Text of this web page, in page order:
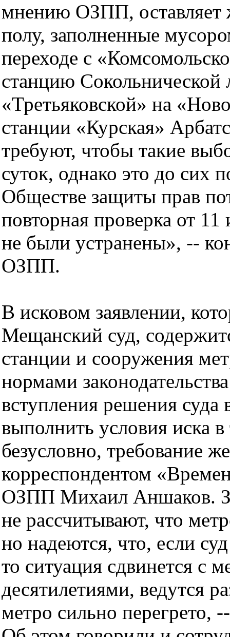
мнению ОЗПП, оставляет
полу, заполненные
переходе с
станцию Сокольнической
«Третьяковской» на
станции «Курская»
требуют, чтобы такие
суток, однако это до сих
Обществе защиты прав
повторная проверка от
не были устранены», --
ОЗПП.
В исковом заявлении,
Мещанский суд,
станции и сооружения
нормами
вступления решения
выполнить условия иска
безусловно, требование
корреспондентом
ОЗПП Михаил Аншаков.
не рассчитывают, что
но надеются, что, если
то ситуация сдвинется с
десятилетиями, ведутся
метро сильно перегрето,